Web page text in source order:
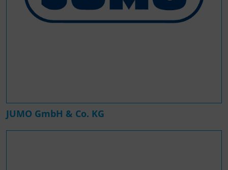
JUMO GmbH & Co. KG